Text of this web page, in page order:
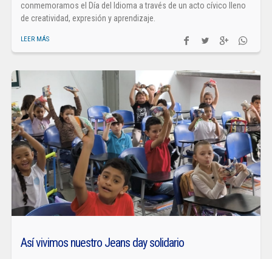
conmemoramos el Día del Idioma a través de un acto cívico lleno
de creatividad, expresión y aprendizaje.
LEER MÁS
Así vivimos nuestro Jeans day solidario